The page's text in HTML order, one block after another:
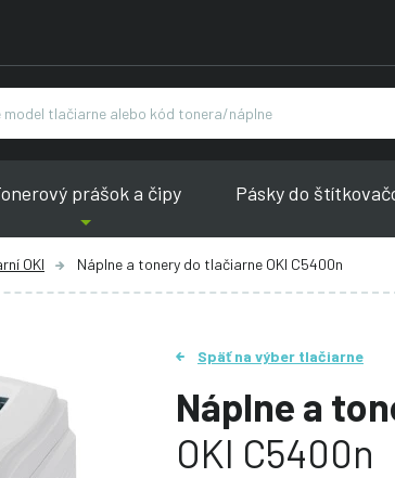
prášok a čipy Pásky do
OKI Náplne a tonery do tlačiarne OKI C5400n
Späť na výber tlačiarne
Náplne a
OKI C5400n